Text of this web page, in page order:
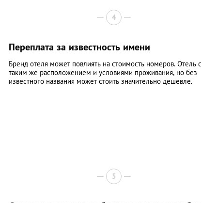
4
Переплата за известность имени
Бренд отеля может повлиять на стоимость номеров. Отель с
таким же расположением и условиями проживания, но без
известного названия может стоить значительно дешевле.
5